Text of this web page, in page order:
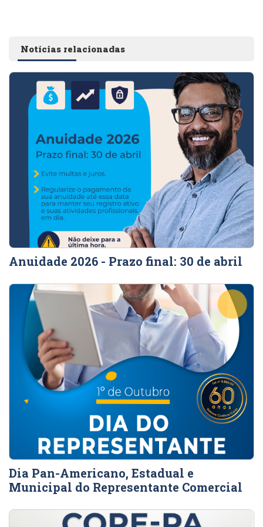
Notícias relacionadas
Anuidade 2026 - Prazo final: 30 de abril
Dia Pan-Americano, Estadual e
Municipal do Representante Comercial